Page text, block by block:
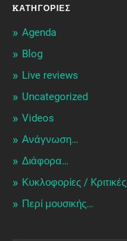
KΑΤΗΓΟΡΊΕΣ
Agenda
Blog
Live reviews
Uncategorized
Videos
Ανάγνωση…
Διάφορα…
Κυκλοφορίες / Kριτικές
Περί μουσικής…